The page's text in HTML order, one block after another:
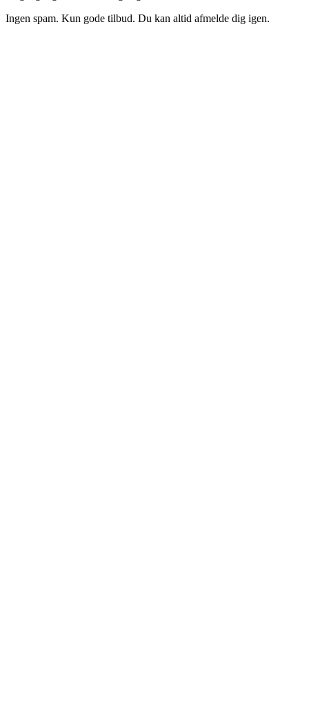
Ingen spam. Kun gode tilbud. Du kan altid afmelde dig igen.